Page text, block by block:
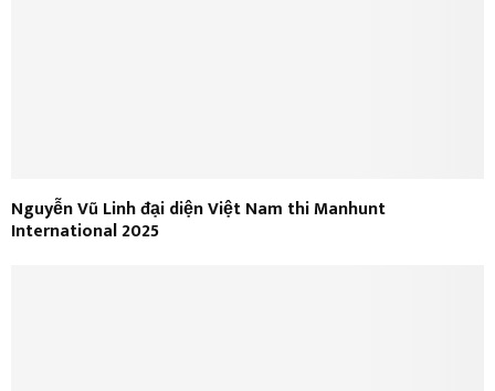
Nguyễn Vũ Linh đại diện Việt Nam thi Manhunt
International 2025